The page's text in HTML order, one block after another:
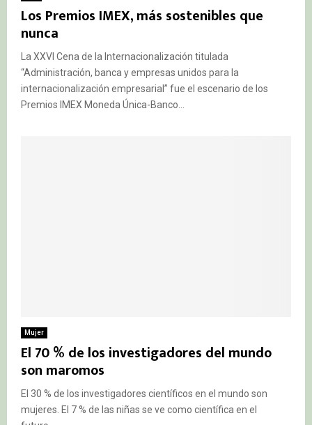
Los Premios IMEX, más sostenibles que
nunca
La XXVI Cena de la Internacionalización titulada
“Administración, banca y empresas unidos para la
internacionalización empresarial” fue el escenario de los
Premios IMEX Moneda Única-Banco...
Mujer
El 70 % de los investigadores del mundo
son maromos
El 30 % de los investigadores científicos en el mundo son
mujeres. El 7 % de las niñas se ve como científica en el